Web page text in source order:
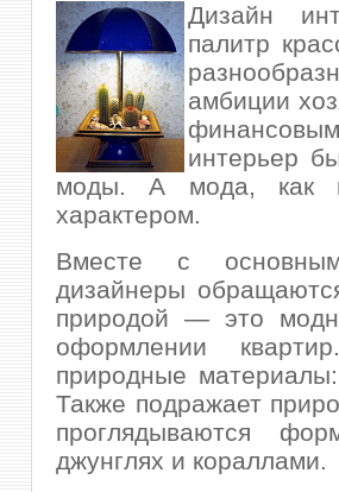
Дизайн
палитр
амбиции
интерьер
моды. А мода, как
характером.
Вместе с
дизайнеры
природой — это
оформлении
природные
Также подражает
проглядываются
джунглях и кораллами.